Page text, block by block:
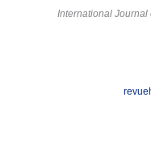
International Journal